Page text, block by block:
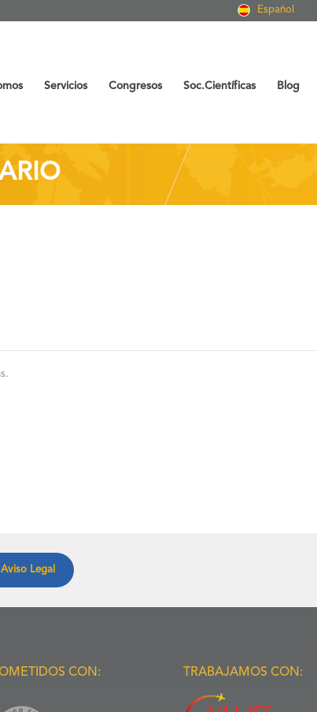
Español
Servicios Congresos Soc.Científicas Blog
Aviso Legal
CON: TRABAJAMOS CON: